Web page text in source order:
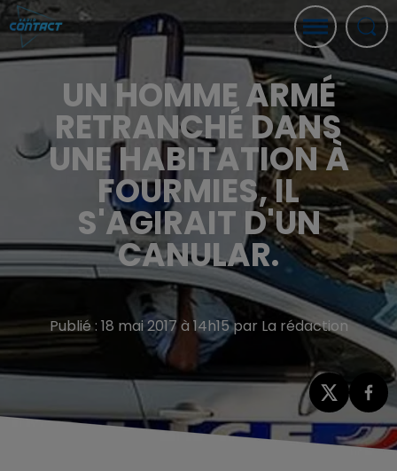
UN HOMME ARMÉ
RETRANCHÉ DANS
UNE HABITATION À
FOURMIES, IL
S'AGIRAIT D'UN
CANULAR.
Publié : 18 mai 2017 à 14h15 par La rédaction